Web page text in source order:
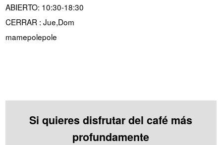
ABIERTO: 10:30-18:30
CERRAR : Jue,Dom
mamepolepole
Si quieres disfrutar del café más
profundamente